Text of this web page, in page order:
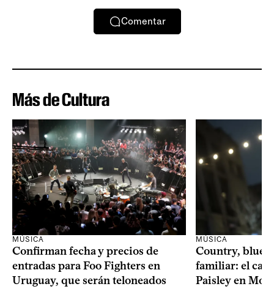
Comentar
Más de Cultura
MÚSICA
Confirman fecha y precios de
entradas para Foo Fighters en
Uruguay, que serán teloneados
MÚSICA
Country,
familiar: el
Paisley en